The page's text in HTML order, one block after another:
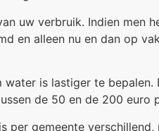
uw verbruik. Indien men
en alleen nu en dan op
is lastiger te
de 50 en de 200 euro
per gemeente